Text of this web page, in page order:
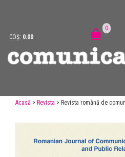
COȘ: 0.00
0
Acasă > Revista > Revista română de